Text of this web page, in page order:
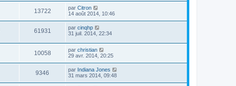
13722 par Citron
14 août 2014, 10:46
61931 par cinqhp
31 juil. 2014, 22:34
10058 par christian
29 avr. 2014, 20:25
9346 par Indiana Jones
31 mars 2014, 09:48